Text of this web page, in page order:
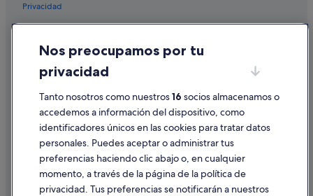
Privacidad
Condiciones de uso
Información legal/contacto
Pautas sobre el contenido y cómo denunciar contenido
Ayuda
Cancelar un vuelo
Nos preocupamos por tu
privacidad
Tanto nosotros como nuestros16 socios almacenamos o
accedemos a información del dispositivo, como
identificadores únicos en las cookies para tratar datos
personales. Puedes aceptar o administrar tus
preferencias haciendo clic abajo o, en cualquier
momento, a través de la página de la política de
privacidad. Tus preferencias se notificarán a nuestros